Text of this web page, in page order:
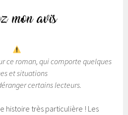
ce roman, qui comporte quelques
et situations
certains lecteurs.
histoire très particulière ! Les